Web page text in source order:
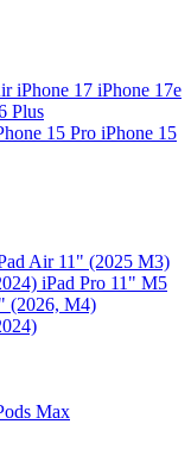
iPhone 17 iPhone 17e
Plus
15 Pro iPhone 15
Air 11" (2025 M3)
iPad Pro 11" M5
(2026, M4)
Max